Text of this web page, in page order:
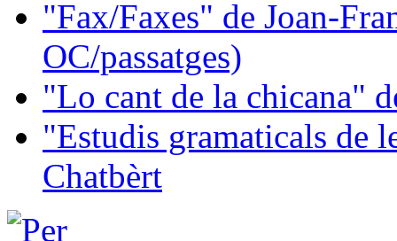
"Fax/Faxes" de Joan-
OC/passatges)
"Lo cant de la chicana"
"Estudis gramaticals de
Chatbèrt